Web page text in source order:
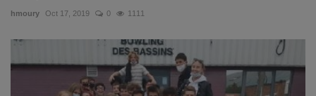
hmoury Oct 17, 2019 0 1111